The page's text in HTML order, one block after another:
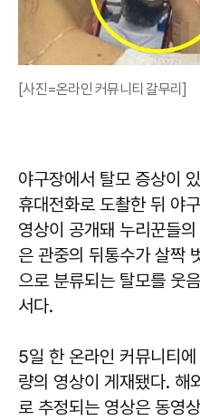
[사진=온라인 커뮤니티 갈무리]
야구장에서 탈모 증상이
휴대전화로 도촬한 뒤 야
영상이 공개돼 누리꾼들
은 관중의 뒤통수가 살짝
으로 분류되는 탈모를 웃
서다.
5일 한 온라인 커뮤니티
량의 영상이 게재됐다. 해
로 추정되는 영상은 동영